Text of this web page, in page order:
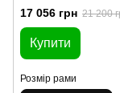
17 056 грн 21 200
Купити
Розмір рами